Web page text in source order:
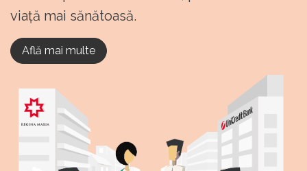
viață mai sănătoasă.
Află mai multe